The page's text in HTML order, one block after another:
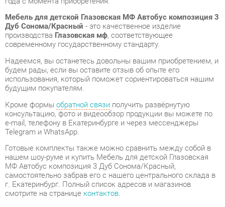
будем рады, если вы оставите отзыв об опыте его
использования, который поможет сориентироваться нашим
будущим покупателям.
консультацию, фото и видеообзор продукции вы можете по
e-mail, телефону в Екатеринбурге и через мессенджеры
Telegram и WhatsApp.
Готовые комплекты также можно сравнить между собой в
нашем шоу-руме и купить Мебель для детской Глазовская
МФ Автобус композиция 3 Дуб Сонома/Красный,
самостоятельно забрав его с нашего центрального склада в
г. Екатеринбург. Полный список адресов и магазинов
смотрите на странице
Материал
Лдсп
Цвет
Дуб сонома/красный